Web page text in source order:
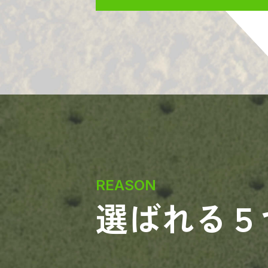
REASON
選ばれる